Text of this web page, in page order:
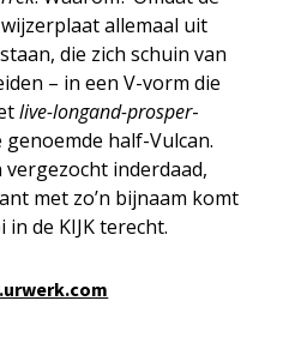
allemaal uit
die zich schuin van
– in een V-vorm die
live-longand-prosper-
half-Vulcan.
inderdaad,
met zo’n bijnaam komt
de KIJK terecht.